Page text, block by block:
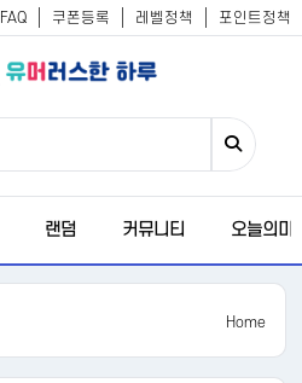
FAQ 쿠폰등록 레벨정책 포인트정책
랜덤 커뮤니티 오늘의미
Home